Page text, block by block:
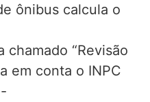
ônibus calcula o
chamado “Revisão
em conta o INPC